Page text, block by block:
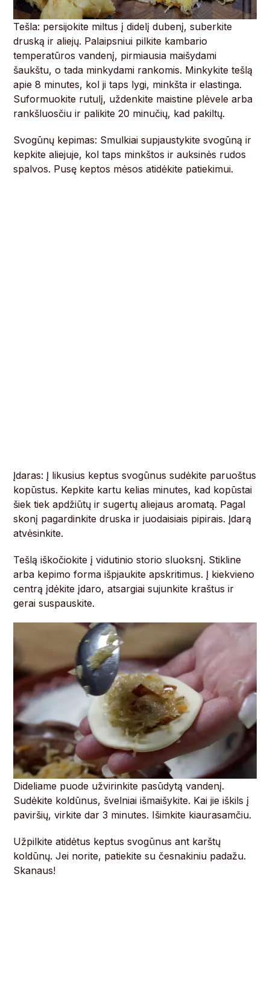
Tešla: persijokite miltus į didelį dubenį, suberkite
druską ir aliejų. Palaipsniui pilkite kambario
temperatūros vandenį, pirmiausia maišydami
šaukštu, o tada minkydami rankomis. Minkykite tešlą
apie 8 minutes, kol ji taps lygi, minkšta ir elastinga.
Suformuokite rutulį, uždenkite maistine plėvele arba
rankšluosčiu ir palikite 20 minučių, kad pakiltų.
Svogūnų kepimas: Smulkiai supjaustykite svogūną ir
kepkite aliejuje, kol taps minkštos ir auksinės rudos
spalvos. Pusę keptos mėsos atidėkite patiekimui.
Įdaras: Į likusius keptus svogūnus sudėkite paruoštus
kopūstus. Kepkite kartu kelias minutes, kad kopūstai
šiek tiek apdžiūtų ir sugertų aliejaus aromatą. Pagal
skonį pagardinkite druska ir juodaisiais pipirais. Įdarą
atvėsinkite.
Tešlą iškočiokite į vidutinio storio sluoksnį. Stikline
arba kepimo forma išpjaukite apskritimus. Į kiekvieno
centrą įdėkite įdaro, atsargiai sujunkite kraštus ir
gerai suspauskite.
Dideliame puode užvirinkite pasūdytą vandenį.
Sudėkite koldūnus, švelniai išmaišykite. Kai jie iškils į
paviršių, virkite dar 3 minutes. Išimkite kiaurasamčiu.
Užpilkite atidėtus keptus svogūnus ant karštų
koldūnų. Jei norite, patiekite su česnakiniu padažu.
Skanaus!